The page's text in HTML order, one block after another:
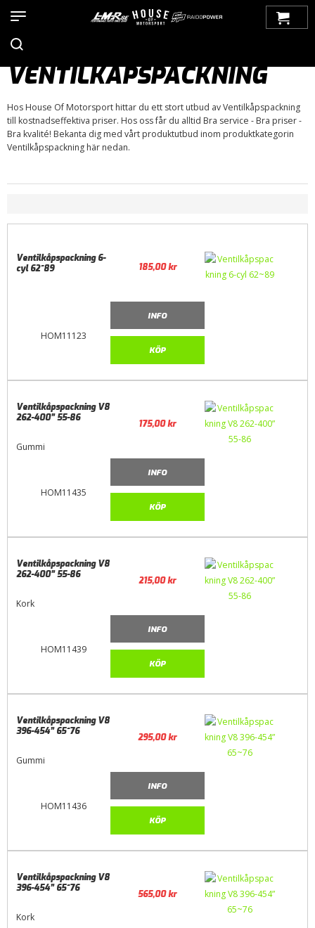
Pickup 67-72
>Motor / Tillbehör
VENTILKÅPSPACKNING
Hos House Of Motorsport hittar du ett stort utbud av Ventilkåpspackning
till kostnadseffektiva priser. Hos oss får du alltid Bra service - Bra priser -
Bra kvalité! Bekanta dig med vårt produktutbud inom produktkategorin
Ventilkåpspackning här nedan.
HOM11123
Ventilkåpspackning 6-
cyl 62~89
185,00kr
INFO
KÖP
HOM11435
Ventilkåpspackning V8
262-400” 55-86
Gummi
175,00kr
INFO
KÖP
HOM11439
Ventilkåpspackning V8
262-400” 55-86
Kork
215,00kr
INFO
KÖP
HOM11436
Ventilkåpspackning V8
396-454” 65~76
Gummi
295,00kr
INFO
KÖP
Ventilkåpspackning V8
396-454” 65~76
Kork
565,00kr